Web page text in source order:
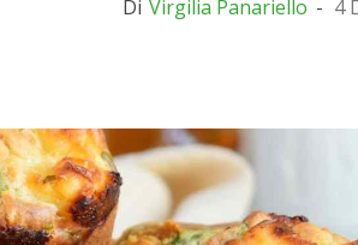
Di Virgilia Panariello - 4